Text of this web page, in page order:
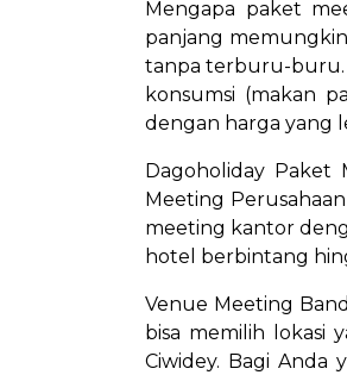
Mengapa paket
panjang
tanpa terburu-buru.
konsumsi (makan
dengan harga yang
Dagoholiday
Meeting
meeting kantor
hotel berbintang
Venue Meeting
bisa memilih lokasi
Ciwidey. Bagi Anda